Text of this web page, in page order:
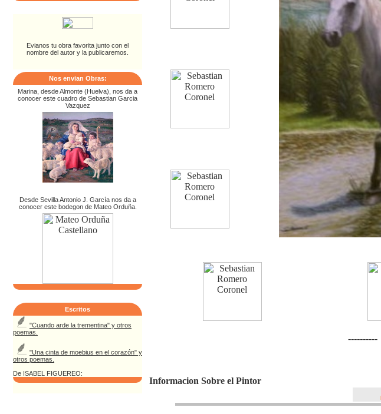
Evianos tu obra favorita junto con el
nombre del autor y la publicaremos.
Nos envian Obras:
Marina, desde Almonte (Huelva), nos da a
conocer este cuadro de Sebastian Garcia
Vazquez
Desde Sevilla Antonio J. García nos da a
conocer este bodegon de Mateo Orduña.
Escritos
"Cuando arde la trementina" y otros
poemas.
"Una cinta de moebius en el corazón" y
otros poemas.
De ISABEL FIGUEREO:
----------
Informacion Sobre el Pintor